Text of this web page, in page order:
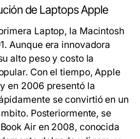
de Laptops Apple
Laptop, la Macintosh
Aunque era innovadora
alto peso y costo la
Con el tiempo, Apple
en 2006 presentó la
se convirtió en un
Posteriormente, se
Air en 2008, conocida